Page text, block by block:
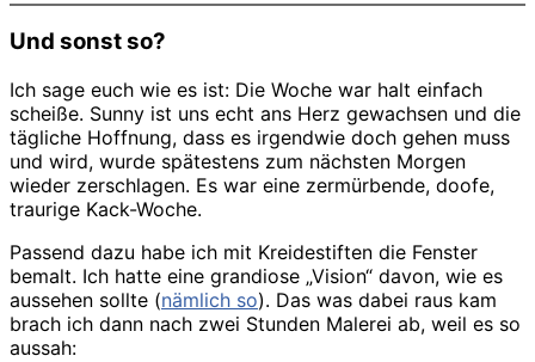
Und sonst so?
Ich sage euch wie es ist: Die Woche war halt einfach
scheiße. Sunny ist uns echt ans Herz gewachsen und die
tägliche Hoffnung, dass es irgendwie doch gehen muss
und wird, wurde spätestens zum nächsten Morgen
wieder zerschlagen. Es war eine zermürbende, doofe,
traurige Kack-Woche.
Passend dazu habe ich mit Kreidestiften die Fenster
bemalt. Ich hatte eine grandiose „Vision“ davon, wie es
aussehen sollte (nämlich so). Das was dabei raus kam
brach ich dann nach zwei Stunden Malerei ab, weil es so
aussah: